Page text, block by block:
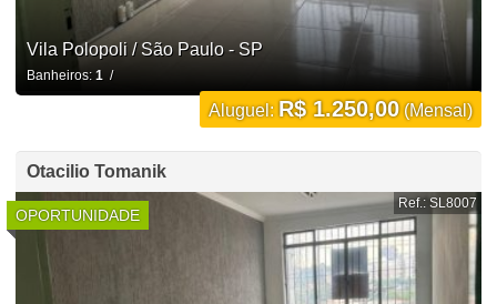
Vila Polopoli / São Paulo - SP
Banheiros: 1 /
Aluguel: R$ 1.250,00(Mensal)
Otacilio Tomanik
OPORTUNIDADE
Ref.: SL8007